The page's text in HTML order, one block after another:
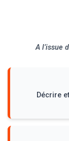
A l’issue
Décrire